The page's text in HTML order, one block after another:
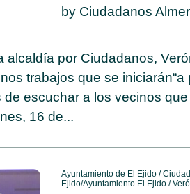
by Ciudadanos
alcaldía por Ciudadanos,
trabajos que se
de escuchar a los vecinos
16 de...
Ayuntamiento de El Ejido/
Ejido/Ayuntamiento El Ejido/